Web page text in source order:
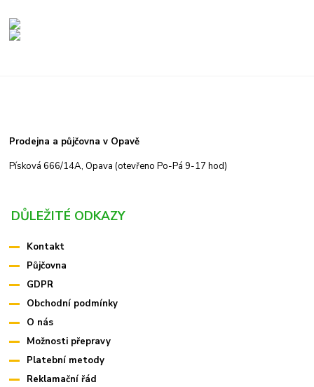
Prodejna a půjčovna v Opavě
Písková 666/14A, Opava (otevřeno Po-Pá 9-17 hod)
DŮLEŽITÉ ODKAZY
Kontakt
Půjčovna
GDPR
Obchodní podmínky
O nás
Možnosti přepravy
Platební metody
Reklamační řád